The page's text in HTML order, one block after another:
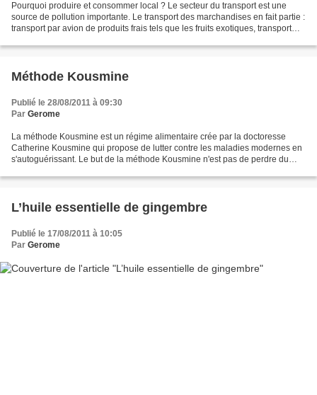
Pourquoi produire et consommer local ? Le secteur du transport est une
source de pollution importante. Le transport des marchandises en fait partie :
transport par avion de produits frais tels que les fruits exotiques, transport
Méthode Kousmine
Publié le 28/08/2011 à 09:30
Par Gerome
La méthode Kousmine est un régime alimentaire crée par la doctoresse
Catherine Kousmine qui propose de lutter contre les maladies modernes en
s'autoguérissant. Le but de la méthode Kousmine n'est pas de perdre du
L’huile essentielle de gingembre
Publié le 17/08/2011 à 10:05
Par Gerome